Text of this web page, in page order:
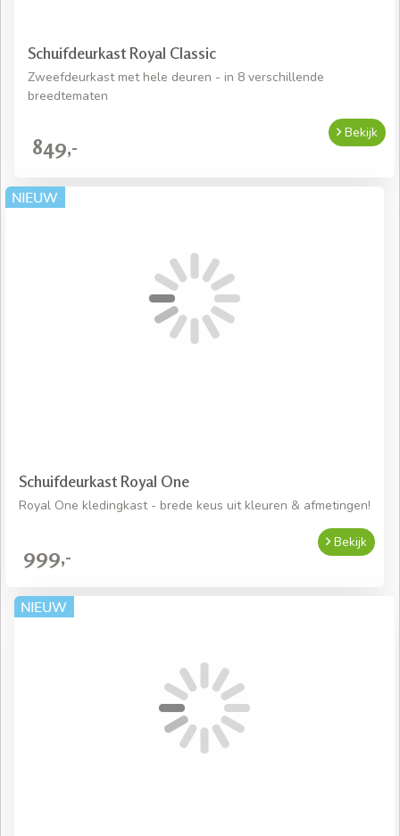
Schuifdeurkast Royal Classic
Zweefdeurkast met hele deuren - in 8 verschillende
breedtematen
849,-
Bekijk
Schuifdeurkast Royal One
Royal One kledingkast - brede keus uit kleuren & afmetingen!
999,-
Bekijk